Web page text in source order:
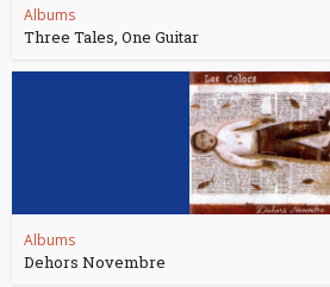
Albums
Three Tales, One Guitar
Albums
Dehors Novembre